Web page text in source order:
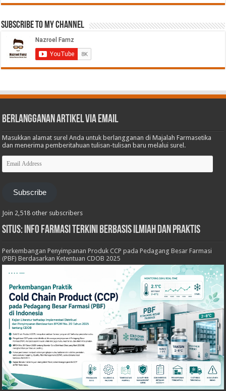
Subscribe to My Channel
Berlangganan Artikel via Email
Masukkan alamat surel Anda untuk berlangganan di Majalah Farmasetika
dan menerima pemberitahuan tulisan-tulisan baru melalui surel.
Email
Address
Subscribe
Join 2,518 other subscribers
Situs: Info Farmasi Terkini Berbasis Ilmiah dan Praktis
Perkembangan Penyimpanan Produk CCP pada Pedagang Besar Farmasi
(PBF) Berdasarkan Ketentuan CDOB 2025